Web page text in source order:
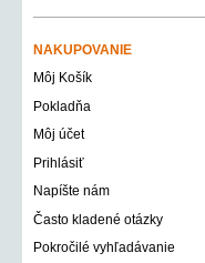
NAKUPOVANIE
Môj Košík
Pokladňa
Môj účet
Prihlásiť
Napíšte nám
Často kladené otázky
Pokročilé vyhľadávanie